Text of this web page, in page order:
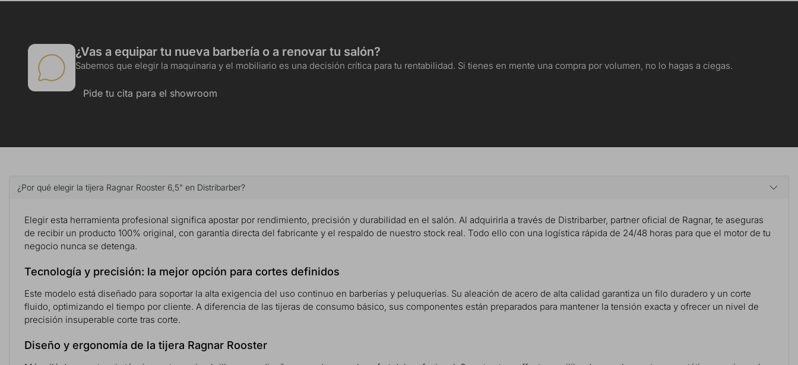
¿Vas a equipar tu nueva barbería o a renovar tu salón?
Sabemos que elegir la maquinaria y el mobiliario es una decisión crítica para tu rentabilidad. Si tienes en mente una compra por volumen, no lo hagas a ciegas.
Pide tu cita para el showroom
¿Por qué elegir la tijera Ragnar Rooster 6,5" en Distribarber?
Elegir esta herramienta profesional significa apostar por rendimiento, precisión y durabilidad en el salón. Al adquirirla a través de Distribarber, partner oficial de Ragnar, te aseguras
de recibir un producto 100% original, con garantía directa del fabricante y el respaldo de nuestro stock real. Todo ello con una logística rápida de 24/48 horas para que el motor de tu
negocio nunca se detenga.
Tecnología y precisión: la mejor opción para cortes definidos
Este modelo está diseñado para soportar la alta exigencia del uso continuo en barberías y peluquerías. Su aleación de acero de alta calidad garantiza un filo duradero y un corte
fluido, optimizando el tiempo por cliente. A diferencia de las tijeras de consumo básico, sus componentes están preparados para mantener la tensión exacta y ofrecer un nivel de
precisión insuperable corte tras corte.
Diseño y ergonomía de la tijera Ragnar Rooster